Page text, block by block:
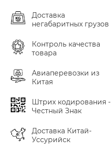
Доставка
негабаритных грузов
Контроль качества
товара
Авиаперевозки из
Китая
Штрих кодирования -
Честный Знак
Доставка Китай-
Уссурийск